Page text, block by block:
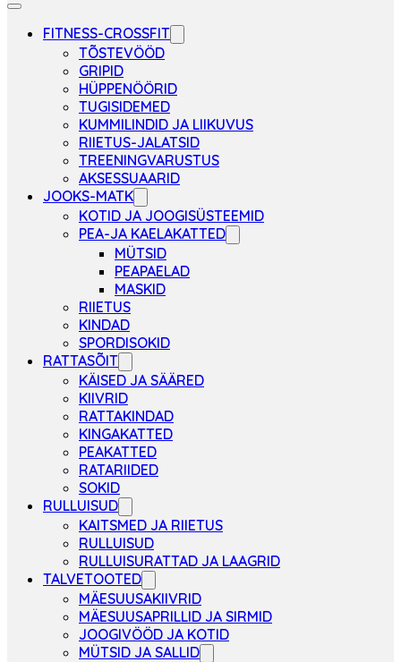
FITNESS-CROSSFIT
TÕSTEVÖÖD
GRIPID
HÜPPENÖÖRID
TUGISIDEMED
KUMMILINDID JA LIIKUVUS
RIIETUS-JALATSID
TREENINGVARUSTUS
AKSESSUAARID
JOOKS-MATK
KOTID JA JOOGISÜSTEEMID
PEA-JA KAELAKATTED
MÜTSID
PEAPAELAD
MASKID
RIIETUS
KINDAD
SPORDISOKID
RATTASÕIT
KÄISED JA SÄÄRED
KIIVRID
RATTAKINDAD
KINGAKATTED
PEAKATTED
RATARIIDED
SOKID
RULLUISUD
KAITSMED JA RIIETUS
RULLUISUD
RULLUISURATTAD JA LAAGRID
TALVETOOTED
MÄESUUSAKIIVRID
MÄESUUSAPRILLID JA SIRMID
JOOGIVÖÖD JA KOTID
MÜTSID JA SALLID